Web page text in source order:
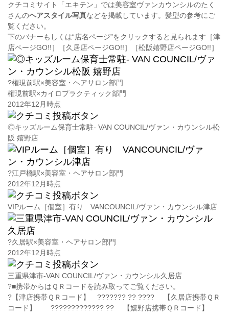
クチコミサイト「エキテン」では美容室ヴァンカウンシルのたく
さんのヘアスタイル写真などを掲載しています。髪型の参考にご
覧ください。
下のバナーもしくは“店名ページ”をクリックすると見られます ［津
店ページGO!!］ ［久居店ページGO!!］ ［松阪嬉野店ページGO!!］
?権現前駅×美容室・ヘアサロン部門
権現前駅×カイロプラクティック部門
2012年12月時点
◎キッズルーム保育士常駐- VAN COUNCIL/ヴァン・カウンシル松
阪 嬉野店
?江戸橋駅×美容室・ヘアサロン部門
2012年12月時点
VIPルーム［個室］有り VANCOUNCIL/ヴァン・カウンシル津店
?久居駅×美容室・ヘアサロン部門
2012年12月時点
三重県津市-VAN COUNCIL/ヴァン・カウンシル久居店
?■携帯からはＱＲコードを読み取ってご覧ください。
?【津店携帯ＱＲコード】 ??????? ?? ???? 【久居店携帯ＱＲ
コード】 ????????????? ?? 【嬉野店携帯ＱＲコード】